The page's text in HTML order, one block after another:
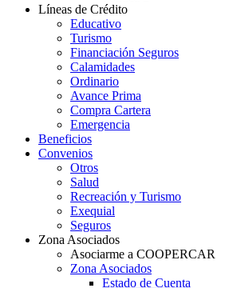
Líneas de Crédito
Educativo
Turismo
Financiación Seguros
Calamidades
Ordinario
Avance Prima
Compra Cartera
Emergencia
Beneficios
Convenios
Otros
Salud
Recreación y Turismo
Exequial
Seguros
Zona Asociados
Asociarme a COOPERCAR
Zona Asociados
Estado de Cuenta